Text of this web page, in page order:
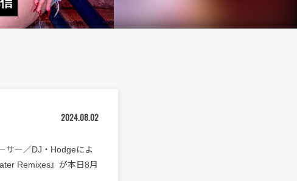
2024.08.02
サー／DJ・Hodgeによ
Remixes』が本日8月